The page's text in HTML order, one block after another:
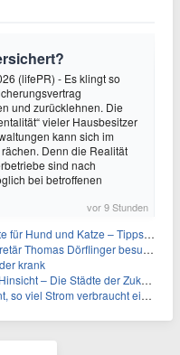
(lifePR) - Es klingt so
und zurücklehnen. Die
vieler Hausbesitzer
kann sich im
Denn die Realität
sind nach
bei betroffenen
vor 9 Stunden
Katze – Tipps zur erfolgreichen Eingewöhnung
besucht Handwerksbetrieb im Kammerbezirk Freiburg
krank
Die Städte der Zukunft sind grün-blau
verbraucht ein Aufzug im Gebäude